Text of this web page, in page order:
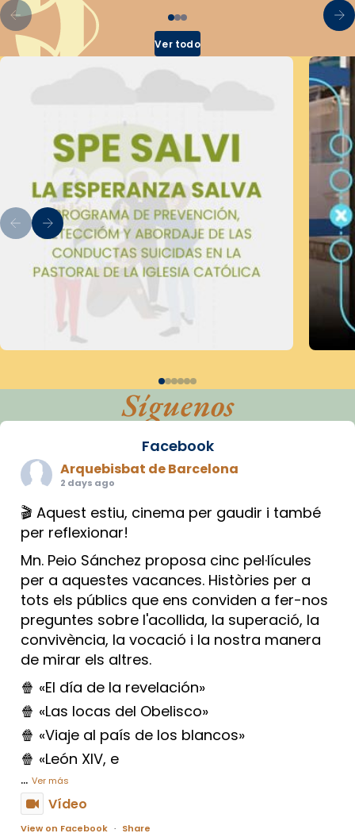
Ver todo
Síguenos
Facebook
Arquebisbat de Barcelona
2 days ago
🎬 Aquest estiu, cinema per gaudir i també
per reflexionar!
Mn. Peio Sánchez proposa cinc pel·lícules
per a aquestes vacances. Històries per a
tots els públics que ens conviden a fer-nos
preguntes sobre l'acollida, la superació, la
convivència, la vocació i la nostra manera
de mirar els altres.
🍿 «El día de la revelación»
🍿 «Las locas del Obelisco»
🍿 «Viaje al país de los blancos»
🍿 «León XIV, e
... Ver más
Vídeo
View on Facebook · Share